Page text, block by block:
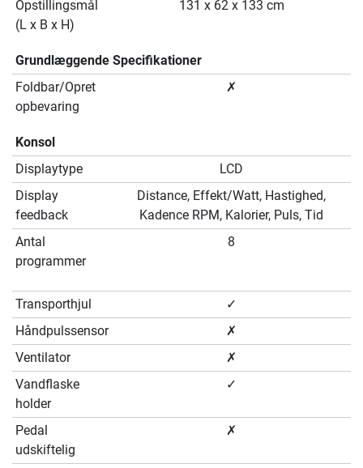
Opstillingsmål
(L x B x H)
131 x 62 x 133 cm
Grundlæggende Specifikationer
Foldbar/Opret
opbevaring
✗
Konsol
Displaytype
LCD
Display
feedback
Distance, Effekt/Watt, Hastighed,
Kadence RPM, Kalorier, Puls, Tid
Antal
programmer
8
Transporthjul
✓
Håndpulssensor
✗
Ventilator
✗
Vandflaske
holder
✓
Pedal
udskiftelig
✗